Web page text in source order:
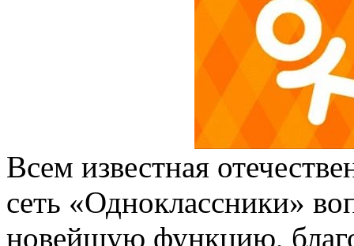
Всем известная
сеть «Одноклассники»
новейшую функцию,